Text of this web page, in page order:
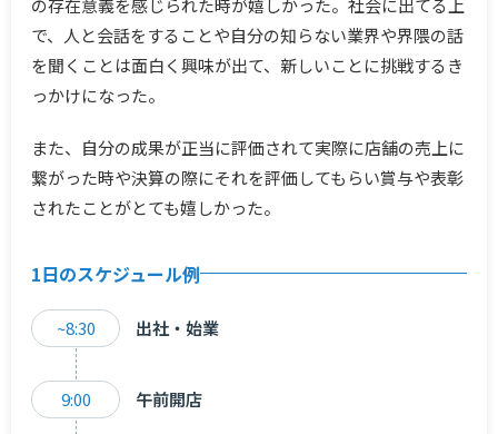
の存在意義を感じられた時が嬉しかった。社会に出てる上
で、人と会話をすることや自分の知らない業界や界隈の話
を聞くことは面白く興味が出て、新しいことに挑戦するき
っかけになった。
また、自分の成果が正当に評価されて実際に店舗の売上に
繋がった時や決算の際にそれを評価してもらい賞与や表彰
されたことがとても嬉しかった。
1日のスケジュール例
~8:30 出社・始業
9:00 午前開店